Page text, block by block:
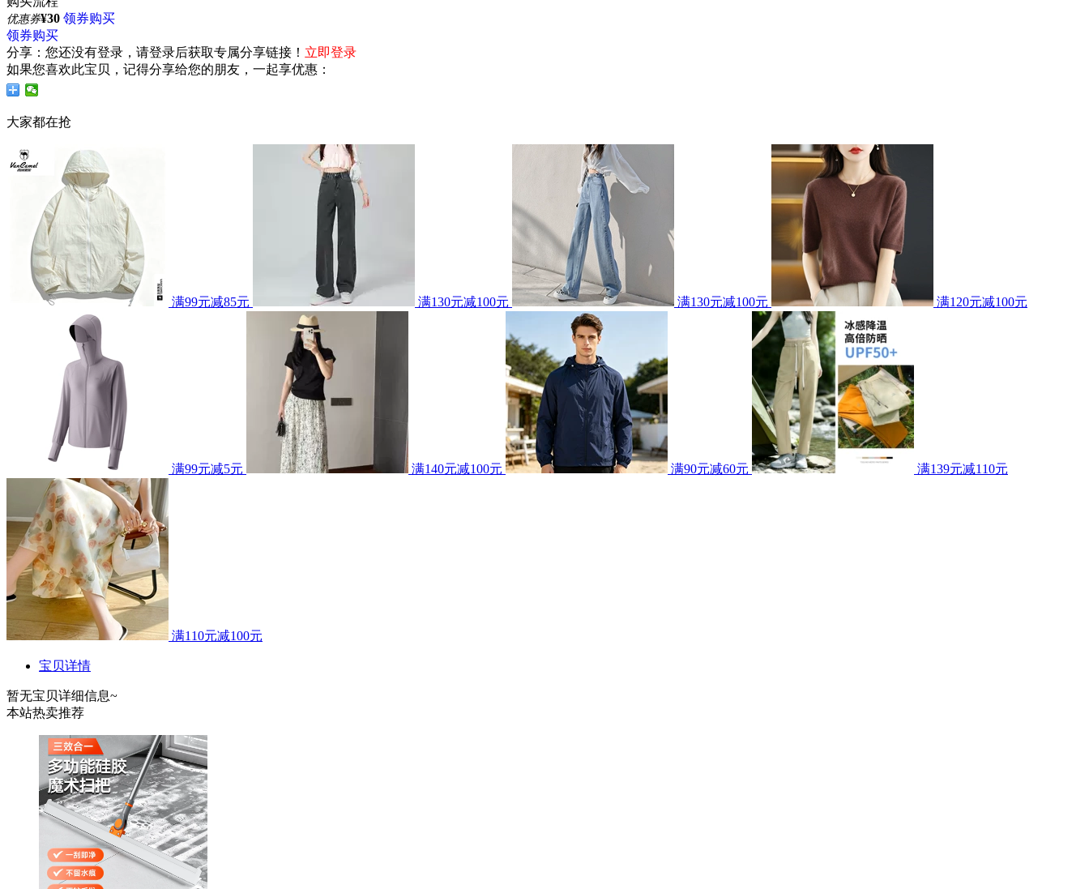
优惠券¥30 领券购买
领券购买
分享： 您还没有登录，请登录后获取专属分享链接！ 立即登录
如果您喜欢此宝贝，记得分享给您的朋友，一起享优惠：
大家都在抢
满99元减85元 满130元减100元 满130元减100元 满120元减100元
满99元减5元 满140元减100元 满90元减60元 满139元减110元
满110元减100元
宝贝详情
暂无宝贝详细信息~
本站热卖推荐